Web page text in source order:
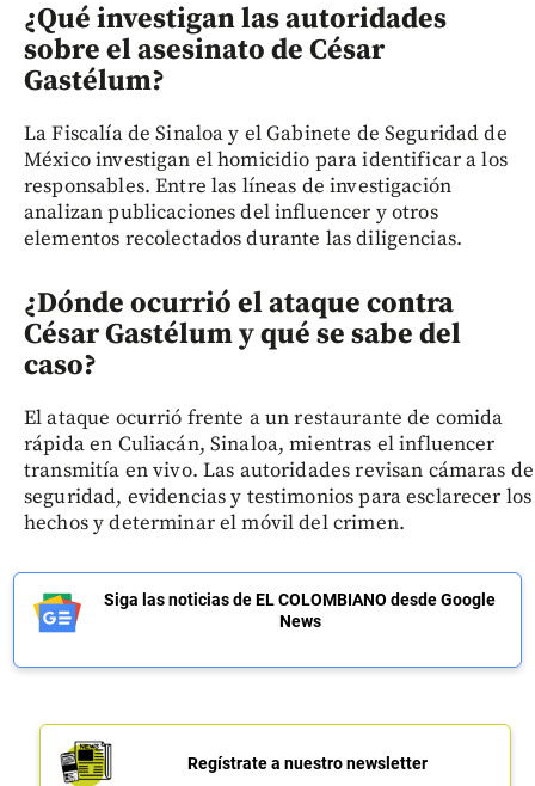
¿Qué investigan las autoridades
sobre el asesinato de César
Gastélum?
La Fiscalía de Sinaloa y el Gabinete de Seguridad de
México investigan el homicidio para identificar a los
responsables. Entre las líneas de investigación
analizan publicaciones del influencer y otros
elementos recolectados durante las diligencias.
¿Dónde ocurrió el ataque contra
César Gastélum y qué se sabe del
caso?
El ataque ocurrió frente a un restaurante de comida
rápida en Culiacán, Sinaloa, mientras el influencer
transmitía en vivo. Las autoridades revisan cámaras de
seguridad, evidencias y testimonios para esclarecer los
hechos y determinar el móvil del crimen.
Siga las noticias de EL COLOMBIANO desde Google
News
Regístrate a nuestro newsletter